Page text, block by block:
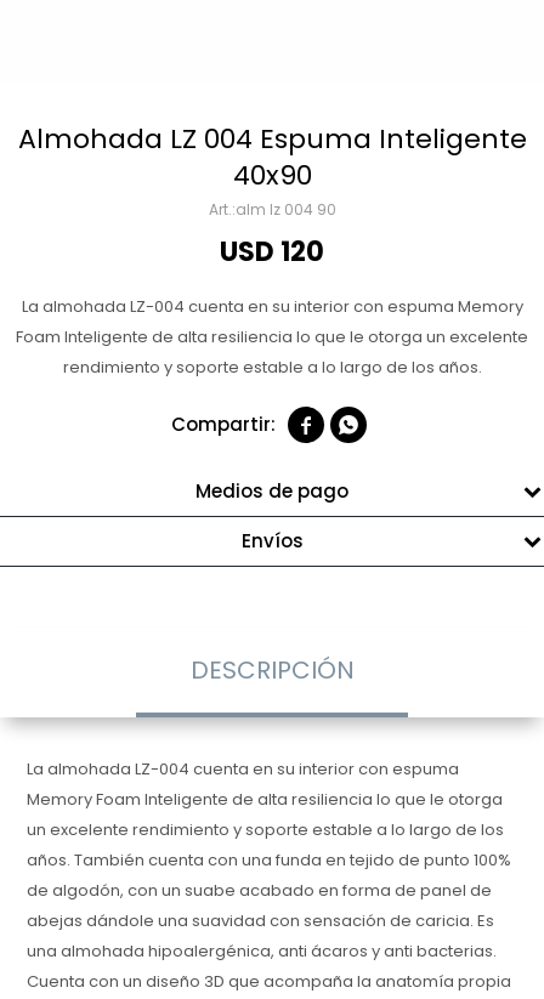
Almohada LZ 004 Espuma Inteligente
40x90
alm lz 004 90
USD 120
La almohada LZ-004 cuenta en su interior con espuma Memory
Foam Inteligente de alta resiliencia lo que le otorga un excelente
rendimiento y soporte estable a lo largo de los años.
 
Medios de pago
Envíos
DESCRIPCIÓN
La almohada LZ-004 cuenta en su interior con espuma
Memory Foam Inteligente de alta resiliencia lo que le otorga
un excelente rendimiento y soporte estable a lo largo de los
años. También cuenta con una funda en tejido de punto 100%
de algodón, con un suabe acabado en forma de panel de
abejas dándole una suavidad con sensación de caricia. Es
una almohada hipoalergénica, anti ácaros y anti bacterias.
Cuenta con un diseño 3D que acompaña la anatomía propia